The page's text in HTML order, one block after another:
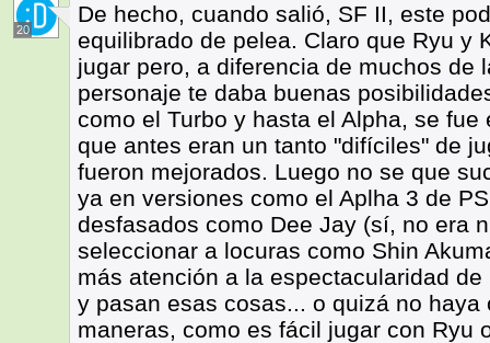
20
De hecho, cuando salió, SF II, este
equilibrado de pelea. Claro que Ryu y
jugar pero, a diferencia de muchos de
personaje te daba buenas
como el Turbo y hasta el Alpha, se
que antes eran un tanto "difíciles" de
fueron mejorados. Luego no se que
ya en versiones como el Aplha 3 de
desfasados como Dee Jay (sí, no era
seleccionar a locuras como Shin
más atención a la espectacularidad
y pasan esas cosas... o quizá no
maneras, como es fácil jugar con Ryu